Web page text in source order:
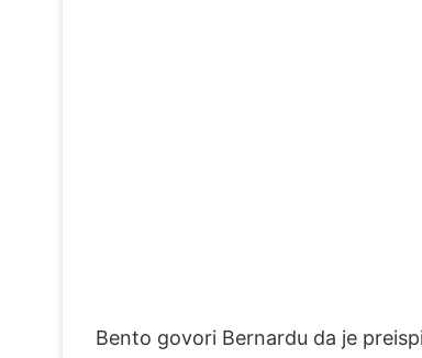
Bento govori Bernardu da je